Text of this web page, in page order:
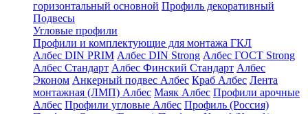
горизонтальный основной Профиль декоративный
Подвесы
Угловые профили
Профили и комплектующие для монтажа ГКЛ
Албес DIN PRIM Албес DIN Strong Албес ГОСТ Strong
Албес Стандарт Албес Финский Стандарт Албес
Эконом Анкерный подвес Албес Краб Албес Лента
монтажная (ЛМП) Албес Маяк Албес Профили арочные
Албес Профили угловые Албес Профиль (Россия)